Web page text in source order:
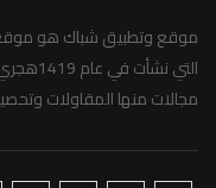
موقع وتطبيق شباك هو موقع
التي
مجالات منها المقاولات